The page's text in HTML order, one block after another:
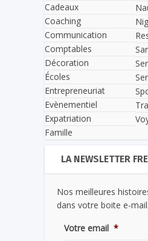
Cadeaux
Coaching
Communication
Comptables
Décoration
Écoles
Entrepreneuriat
Evènementiel
Expatriation
Famille
LA NEWSLETTER
Nos meilleures
dans votre boite e-mail.
Votre email *